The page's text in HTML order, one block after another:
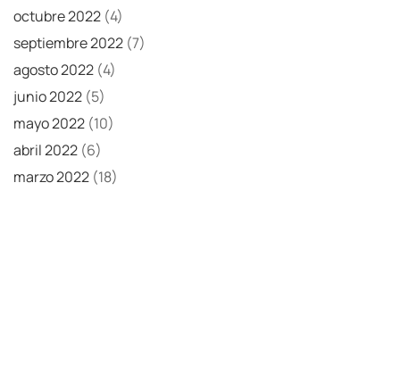
octubre 2022 (4)
septiembre 2022 (7)
agosto 2022 (4)
junio 2022 (5)
mayo 2022 (10)
abril 2022 (6)
marzo 2022 (18)